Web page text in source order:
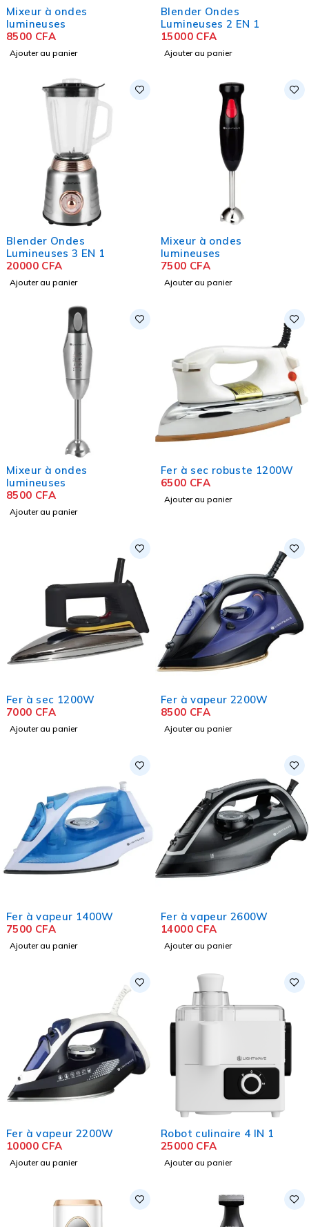
Mixeur à ondes
lumineuses
8500 CFA
Ajouter au panier
Blender Ondes
Lumineuses 2 EN 1
15000 CFA
Ajouter au panier
Blender Ondes
Lumineuses 3 EN 1
20000 CFA
Ajouter au panier
Mixeur à ondes
lumineuses
7500 CFA
Ajouter au panier
Mixeur à ondes
lumineuses
8500 CFA
Ajouter au panier
Fer à sec robuste 1200W
6500 CFA
Ajouter au panier
Fer à sec 1200W
7000 CFA
Ajouter au panier
Fer à vapeur 2200W
8500 CFA
Ajouter au panier
Fer à vapeur 1400W
7500 CFA
Ajouter au panier
Fer à vapeur 2600W
14000 CFA
Ajouter au panier
Fer à vapeur 2200W
10000 CFA
Ajouter au panier
Robot culinaire 4 IN 1
25000 CFA
Ajouter au panier